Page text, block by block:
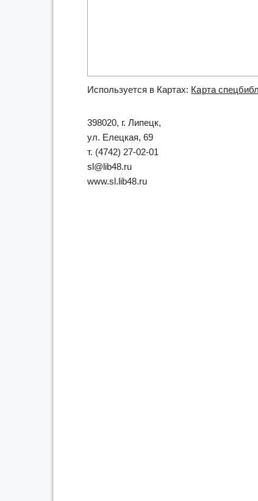
Используется в Картах: Карта
398020, г. Липецк,
ул. Елецкая, 69
т. (4742) 27-02-01
sl@lib48.ru
www.sl.lib48.ru